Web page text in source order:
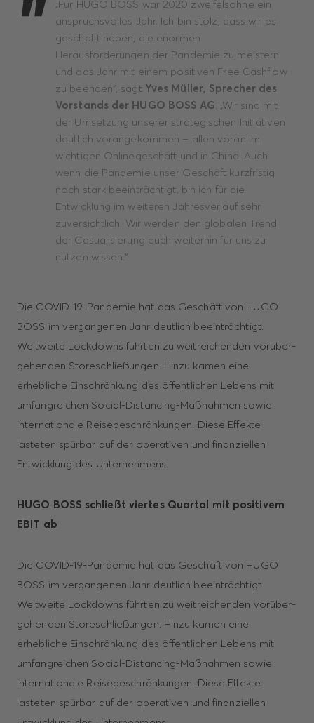
„Für HUGO BOSS war 2020 zweifelsohne ein
anspruchsvolles Jahr. Ich bin stolz, dass wir es
geschafft haben, die enormen
Herausforderungen der Pandemie zu meistern
und das Jahr mit einem positiven Free Cashflow
zu beenden“, sagt Yves Müller, Sprecher des
Vorstands der HUGO BOSS AG. „Wir sind mit
der Umsetzung unserer strategischen Initiativen
deutlich vorangekommen – allen voran im
wichtigen Onlinegeschäft und in China. Auch
wenn die Pandemie unser Geschäft kurzfristig
noch stark beeinträchtigt, bin ich für die
Entwicklung im weiteren Jahresverlauf sehr
zuversichtlich. Wir werden den globalen Trend
der Casualisierung auch weiterhin für uns zu
nutzen wissen.“
Die COVID-19-Pandemie hat das Geschäft von HUGO
BOSS im vergangenen Jahr deutlich beeinträchtigt.
Weltweite Lockdowns führten zu weitreichenden vorüber­
gehenden Storeschließungen. Hinzu kamen eine
erhebliche Einschränkung des öffentlichen Lebens mit
umfangreichen Social-Distancing-Maßnahmen sowie
internationale Reisebeschränkungen. Diese Effekte
lasteten spürbar auf der operativen und finanziellen
Entwicklung des Unternehmens.
HUGO BOSS schließt viertes Quartal mit positivem
EBIT ab
Die COVID-19-Pandemie hat das Geschäft von HUGO
BOSS im vergangenen Jahr deutlich beeinträchtigt.
Weltweite Lockdowns führten zu weitreichenden vorüber­
gehenden Storeschließungen. Hinzu kamen eine
erhebliche Einschränkung des öffentlichen Lebens mit
umfangreichen Social-Distancing-Maßnahmen sowie
internationale Reisebeschränkungen. Diese Effekte
lasteten spürbar auf der operativen und finanziellen